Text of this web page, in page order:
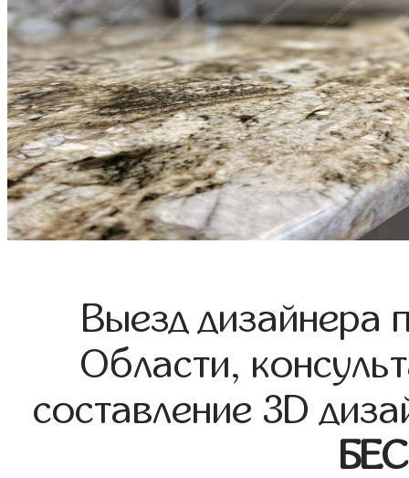
Выезд дизайнера
Области,
составление 3D